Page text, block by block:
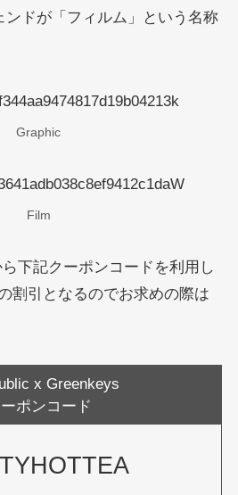
ンドが「フィルム」という名称
Graphic
Film
下記クーポンコードを利用し
割引となるのでお求めの際は
x Greenkeys
ポンコード